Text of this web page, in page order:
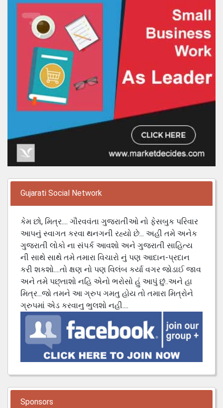
Gujarati Social Network
કેમ છો, મિત્ર.... ગૌરવવંતા ગુજરાતીઓ નો ફેસબુક પરિવાર
આપનું સ્વાગત કરવા થનગની રહ્યો છે... અહી તમે અનેક
ગુજરાતી લોકો ના સંપર્ક આવશો અને ગુજરાતી સાહિત્ય
ની સાથે સાથે તમે તમારા વિચારો નું પણ આદાન-પ્રદાન
કરી શકશો....તો ક્ષણ નો પણ વિલંબ કર્યા વગર જોડાઈ જાવ
અને તમે પછ્તાશો નહિ એનો ભરોસો હું આપું છું..અને હા
મિત્ર...જો તમને આ ગ્રુપ ગમતુ હોય તો તમારા મિત્રોને
ગ્રુપમાં એડ કરવાનુ ભુલશો નહી....
Sponsors